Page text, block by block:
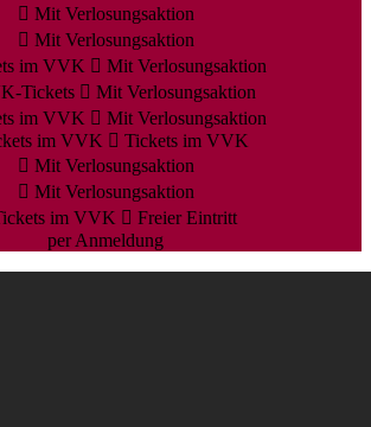
Mit Verlosungsaktion
Mit Verlosungsaktion
im VVK
Mit Verlosungsaktion
Tickets
Mit Verlosungsaktion
im VVK
Mit Verlosungsaktion
im VVK
Tickets im VVK
Mit Verlosungsaktion
Mit Verlosungsaktion
im VVK
Freier Eintritt
per Anmeldung